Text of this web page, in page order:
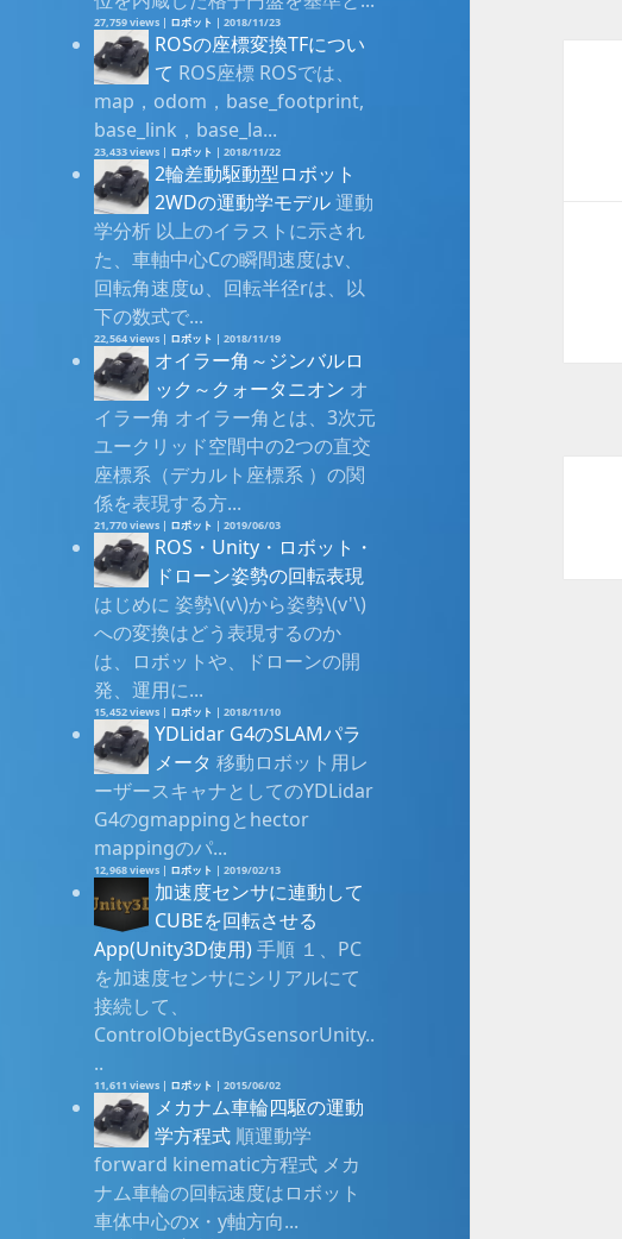
27,759 views | ロボット |2018/11/23
ROSの座標変換TFについ
て ROS座標 ROSでは、
map，odom，base_footprint,
base_link，base_la...
23,433 views | ロボット |2018/11/22
2輪差動駆動型ロボット
2WDの運動学モデル運動
学分析 以上のイラストに示され
た、車軸中心Cの瞬間速度はv、
回転角速度ω、回転半径rは、以
下の数式で...
22,564 views | ロボット |2018/11/19
オイラー角～ジンバルロ
ック～クォータニオン オ
イラー角 オイラー角とは、3次元
ユークリッド空間中の2つの直交
座標系（デカルト座標系 ）の関
係を表現する方...
21,770 views | ロボット |2019/06/03
ROS・Unity・ロボット・
ドローン姿勢の回転表現
はじめに 姿勢\(v\)から姿勢\(v'\)
への変換はどう表現するのか
は、ロボットや、ドローンの開
発、運用に...
15,452 views | ロボット |2018/11/10
YDLidar G4のSLAMパラ
メータ 移動ロボット用レ
ーザースキャナとしてのYDLidar
G4のgmappingとhector
mappingのパ...
12,968 views | ロボット |2019/02/13
加速度センサに連動して
CUBEを回転させる
App(Unity3D使用)手順 １、PC
を加速度センサにシリアルにて
接続して、
ControlObjectByGsensorUnity..
..
11,611 views | ロボット |2015/06/02
メカナム車輪四駆の運動
学方程式 順運動学
forward kinematic方程式 メカ
ナム車輪の回転速度はロボット
車体中心のx・y軸方向...